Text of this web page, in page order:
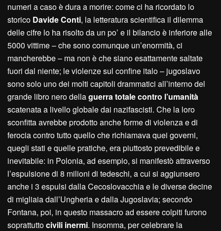
numeri a caso è dura a morire: come ci ha ricordato lo
storico Davide Conti, la letteratura scientifica il dilemma
delle cifre lo ha risolto da un po’ e il bilancio è inferiore alle
5000 vittime – che sono comunque un’enormità, ci
mancherebbe – ma non è che siano esattamente saltate
fuori dal niente; le violenze sul confine italo – jugoslavo
sono solo uno dei molti capitoli drammatici all’interno del
grande libro nero dellaguerra totale contro l’umanità
scatenata a livello globale dai nazifascisti. Che la loro
sconfitta avrebbe prodotto anche forme di violenza e di
ferocia contro tutto quello che richiamava quei governi,
quegli stati e quelle pratiche, era piuttosto prevedibile e
inevitabile: in Polonia, ad esempio, si manifestò attraverso
l’espulsione di 8 milioni di tedeschi, a cui si aggiunsero
anche i 3 espulsi dalla Cecoslovacchia e le diverse decine
di migliaia dall’Ungheria e dalla Jugoslavia; secondo
Fontana, poi, in questo massacro ad essere colpiti furono
soprattuttocivili inermi. Insomma, per celebrare la